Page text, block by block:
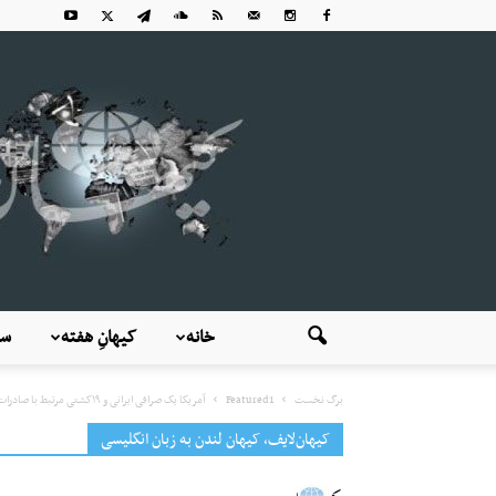
کیهانِ هفته خانه
برگ نخست Featured1 آمریکا یک صرافی ایرانی و ۱۹کشتی مرتبط با صادرات نفت جمهوری اسلامی...
کیهان‌لایف، کیهان لندن به زبان انگلیسی